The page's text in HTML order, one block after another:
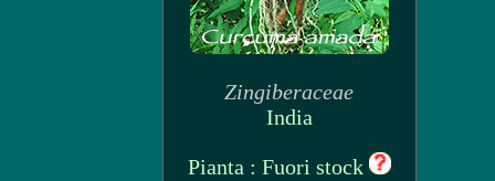
Zingiberaceae
India
Pianta : Fuori stock